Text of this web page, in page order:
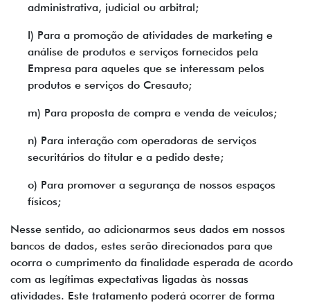
administrativa, judicial ou arbitral;
l) Para a promoção de atividades de marketing e
análise de produtos e serviços fornecidos pela
Empresa para aqueles que se interessam pelos
produtos e serviços do Cresauto;
m) Para proposta de compra e venda de veículos;
n) Para interação com operadoras de serviços
securitários do titular e a pedido deste;
o) Para promover a segurança de nossos espaços
físicos;
Nesse sentido, ao adicionarmos seus dados em nossos
bancos de dados, estes serão direcionados para que
ocorra o cumprimento da finalidade esperada de acordo
com as legítimas expectativas ligadas às nossas
atividades. Este tratamento poderá ocorrer de forma